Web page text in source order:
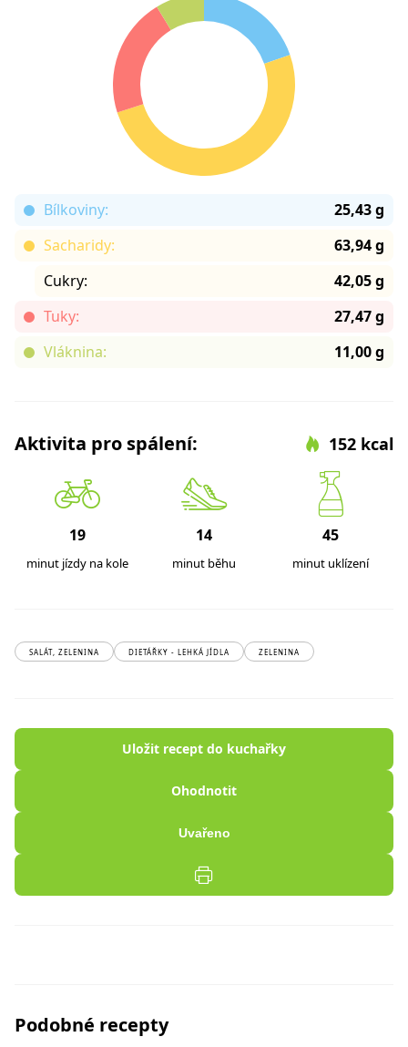
Bílkoviny:
25,43 g
Sacharidy:
63,94 g
Cukry:
42,05 g
Tuky:
27,47 g
Vláknina:
11,00 g
Aktivita pro spálení: 152 kcal
19
minut jízdy na kole
14
minut běhu
45
minut uklízení
SALÁT, ZELENINA DIETÁŘKY - LEHKÁ JÍDLA ZELENINA
Uložit recept do kuchařky
Ohodnotit
Uvařeno
Podobné recepty